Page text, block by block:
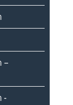
–
-